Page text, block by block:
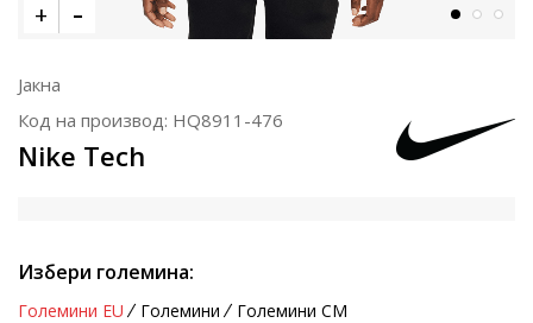
Јакна
Код на производ: HQ8911-476
Nike Tech
Избери големина:
Големини EU Големини Големини CM